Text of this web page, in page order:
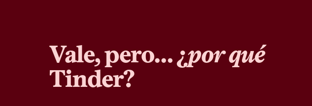
Vale, pero… ¿por qué
Tinder?